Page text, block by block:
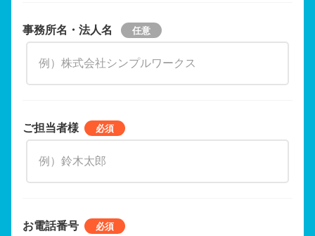
事務所名・法人名
ご担当者様
お電話番号